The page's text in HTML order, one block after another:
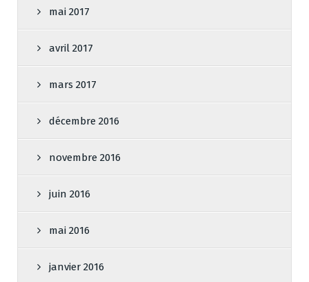
mai 2017
avril 2017
mars 2017
décembre 2016
novembre 2016
juin 2016
mai 2016
janvier 2016